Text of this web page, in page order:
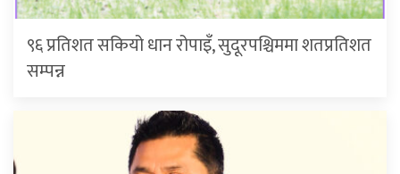
९६ प्रतिशत सकियो धान रोपाइँ, सुदूरपश्चिममा शतप्रतिशत
सम्पन्न